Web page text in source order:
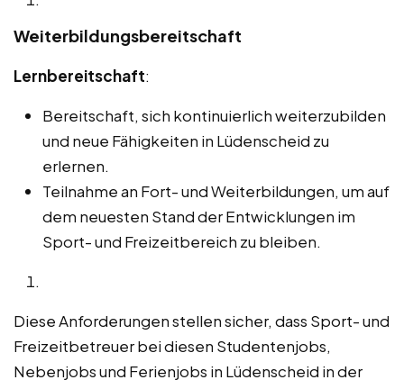
Weiterbildungsbereitschaft
Lernbereitschaft:
Bereitschaft, sich kontinuierlich weiterzubilden
und neue Fähigkeiten in Lüdenscheid zu
erlernen.
Teilnahme an Fort- und Weiterbildungen, um auf
dem neuesten Stand der Entwicklungen im
Sport- und Freizeitbereich zu bleiben.
Diese Anforderungen stellen sicher, dass Sport- und
Freizeitbetreuer bei diesen Studentenjobs,
Nebenjobs und Ferienjobs in Lüdenscheid in der